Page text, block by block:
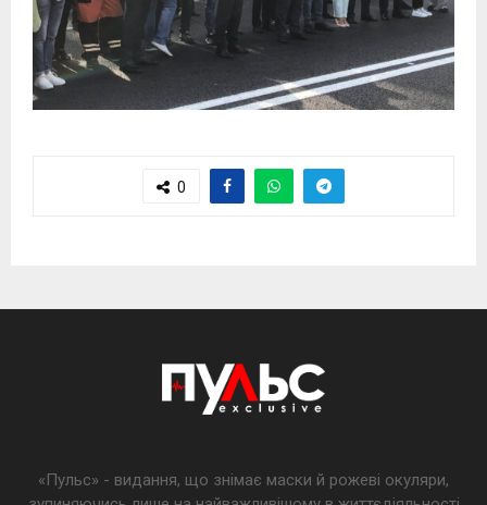
0
«Пульс» - видання, що знімає маски й рожеві окуляри,